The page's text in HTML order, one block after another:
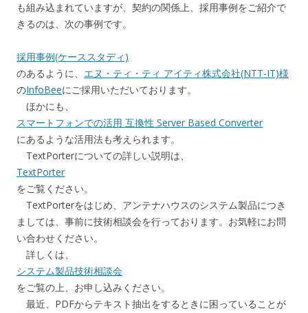
も組み込まれていますが、契約の関係上、採用事例をご紹介で
きるのは、次の事例です。
採用事例(ケーススタディ)
のあるように、 エヌ・ティ・ティ アイティ株式会社(NTT-IT)様
のInfoBeeにご採用いただいております。
ほかにも、
スマートフォンでの活用 互換性 Server Based Converter
にあるような活用法も考えられます。
TextPorterについての詳しい説明は、
TextPorter
をご覧ください。
TextPorterをはじめ、アンテナハウスのシステム製品につき
ましては、事前に技術相談会を行っております。お気軽にお問
い合わせください。
詳しくは、
システム製品技術相談会
をご覧の上、お申し込みください。
最近、PDFからテキスト抽出をするときに困っていることが